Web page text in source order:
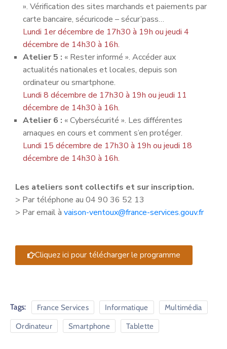
». Vérification des sites marchands et paiements par
carte bancaire, sécuricode – sécur’pass…
Lundi 1er décembre de 17h30 à 19h ou jeudi 4
décembre de 14h30 à 16h.
Atelier 5 : « Rester informé ». Accéder aux
actualités nationales et locales, depuis son
ordinateur ou smartphone.
Lundi 8 décembre de 17h30 à 19h ou jeudi 11
décembre de 14h30 à 16h.
Atelier 6 : « Cybersécurité ». Les différentes
arnaques en cours et comment s’en protéger.
Lundi 15 décembre de 17h30 à 19h ou jeudi 18
décembre de 14h30 à 16h.
Les ateliers sont collectifs et sur inscription.
> Par téléphone au 04 90 36 52 13
> Par email à vaison-ventoux@france-services.gouv.fr
Cliquez ici pour télécharger le programme
Tags: France Services Informatique Multimédia
Ordinateur Smartphone Tablette